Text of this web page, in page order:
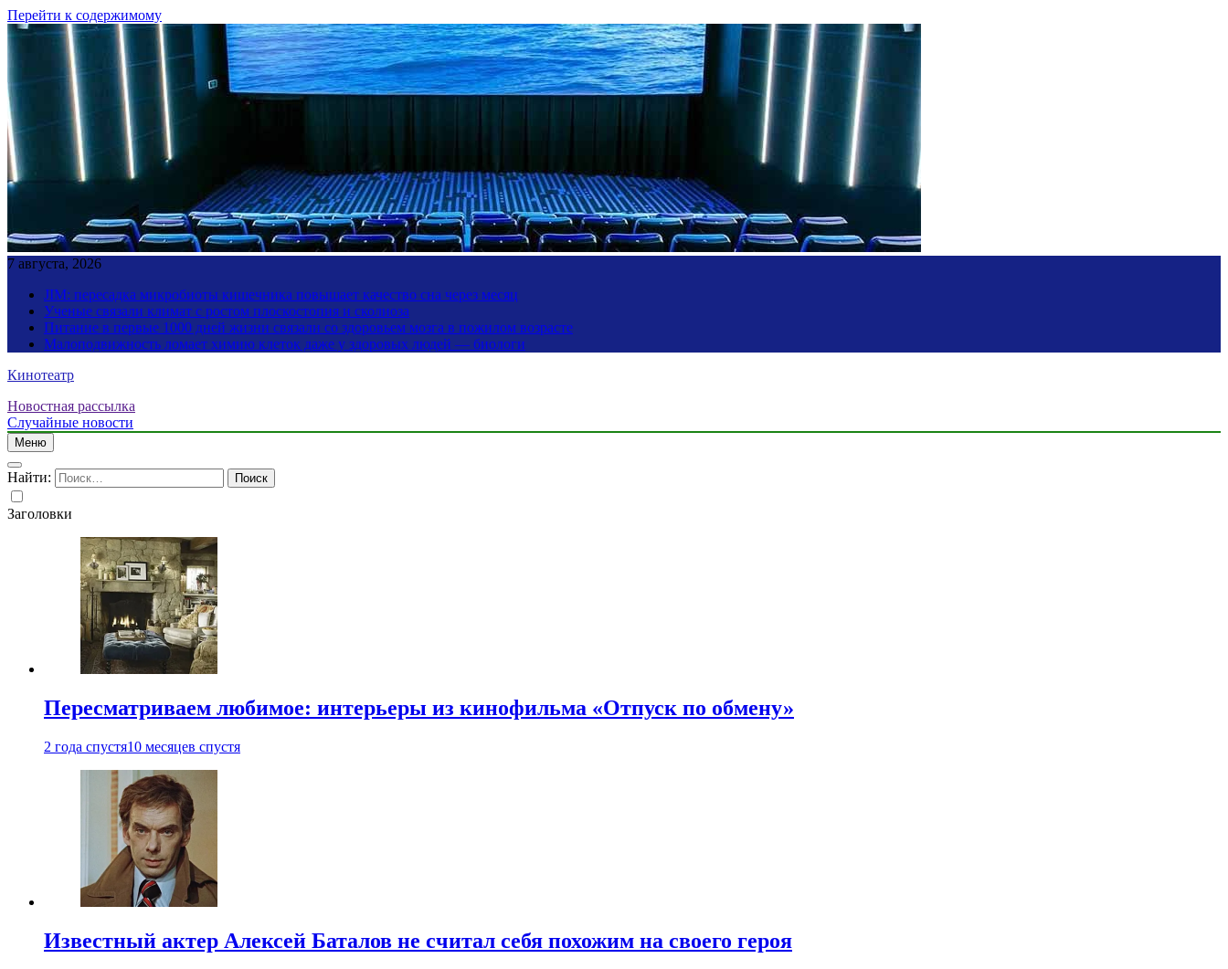
Перейти к содержимому
7 августа, 2026
JIM: пересадка микробиоты кишечника повышает качество сна через месяц
Ученые связали климат с ростом плоскостопия и сколиоза
Питание в первые 1000 дней жизни связали со здоровьем мозга в пожилом возрасте
Малоподвижность ломает химию клеток даже у здоровых людей — биологи
Кинотеатр
Новостная рассылка
Случайные новости
Меню
Найти:
Заголовки
Пересматриваем любимое: интерьеры из кинофильма «Отпуск по обмену»
2 года спустя10 месяцев спустя
Известный актер Алексей Баталов не считал себя похожим на своего героя